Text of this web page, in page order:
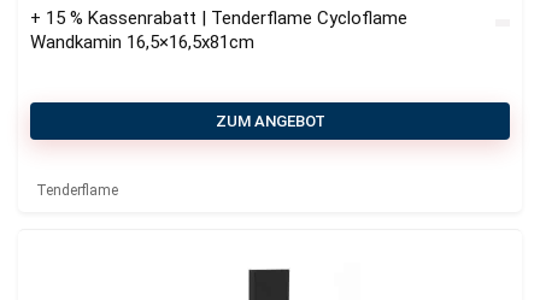
+ 15 % Kassenrabatt | Tenderflame Cycloflame
Wandkamin 16,5×16,5x81cm
ZUM ANGEBOT
Tenderflame